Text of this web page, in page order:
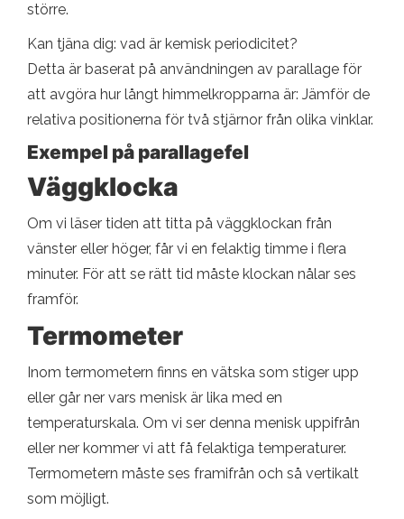
större.
Kan tjäna dig: vad är kemisk periodicitet?
Detta är baserat på användningen av parallage för
att avgöra hur långt himmelkropparna är: Jämför de
relativa positionerna för två stjärnor från olika vinklar.
Exempel på parallagefel
Väggklocka
Om vi ​​läser tiden att titta på väggklockan från
vänster eller höger, får vi en felaktig timme i flera
minuter. För att se rätt tid måste klockan nålar ses
framför.
Termometer
Inom termometern finns en vätska som stiger upp
eller går ner vars menisk är lika med en
temperaturskala. Om vi ​​ser denna menisk uppifrån
eller ner kommer vi att få felaktiga temperaturer.
Termometern måste ses framifrån och så vertikalt
som möjligt.